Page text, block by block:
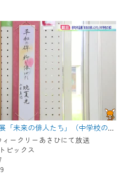
【朝日】俳句作品展「未来の俳人たち」（中学校の部）
ークリーあさひにて放送
ピックス
の画面が「メン
なり、ご利用いただけませ
たしますが、ご了承の程
たします。